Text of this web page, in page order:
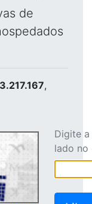
de
,
Digite
lado no